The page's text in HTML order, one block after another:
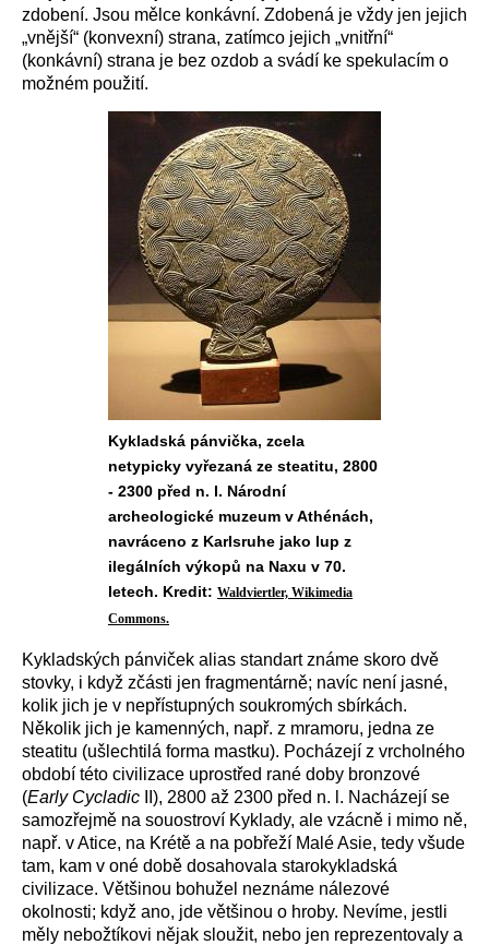
zdobení. Jsou mělce konkávní. Zdobená je vždy jen jejich
„vnější“ (konvexní) strana, zatímco jejich „vnitřní“
(konkávní) strana je bez ozdob a svádí ke spekulacím o
možném použití.
Kykladská pánvička, zcela
netypicky vyřezaná ze steatitu, 2800
- 2300 před n. l. Národní
archeologické muzeum v Athénách,
navráceno z Karlsruhe jako lup z
ilegálních výkopů na Naxu v 70.
letech. Kredit: Waldviertler, Wikimedia
Commons.
Kykladských pánviček alias standart známe skoro dvě
stovky, i když zčásti jen fragmentárně; navíc není jasné,
kolik jich je v nepřístupných soukromých sbírkách.
Několik jich je kamenných, např. z mramoru, jedna ze
steatitu (ušlechtilá forma mastku). Pocházejí z vrcholného
období této civilizace uprostřed rané doby bronzové
(Early Cycladic II), 2800 až 2300 před n. l. Nacházejí se
samozřejmě na souostroví Kyklady, ale vzácně i mimo ně,
např. v Atice, na Krétě a na pobřeží Malé Asie, tedy všude
tam, kam v oné době dosahovala starokykladská
civilizace. Většinou bohužel neznáme nálezové
okolnosti; když ano, jde většinou o hroby. Nevíme, jestli
měly nebožtíkovi nějak sloužit, nebo jen reprezentovaly a